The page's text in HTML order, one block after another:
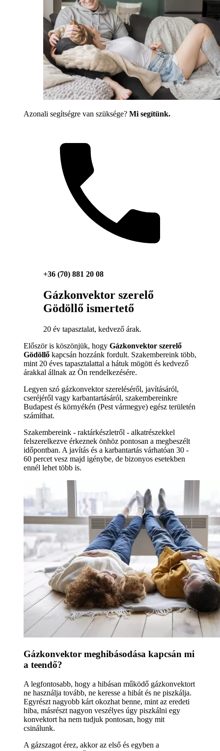
Azonali segítségre van szüksége? Mi segítünk.
+36 (70) 881 20 08
Gázkonvektor szerelő
Gödöllő ismertető
20 év tapasztalat, kedvező árak.
Először is köszönjük, hogy Gázkonvektor szerelő
Gödöllő kapcsán hozzánk fordult. Szakembereink több,
mint 20 éves tapasztalattal a hátuk mögött és kedvező
árakkal állnak az Ön rendelkezésére.
Legyen szó gázkonvektor szereléséről, javításáról,
cseréjéről vagy karbantartásáról, szakembereinkre
Budapest és környékén (Pest vármegye) egész területén
számíthat.
Szakembereink - raktárkészletről - alkatrészekkel
felszerelkezve érkeznek önhöz pontosan a megbeszélt
időpontban. A javítás és a karbantartás várhatóan 30 -
60 percet vesz majd igénybe, de bizonyos esetekben
ennél lehet több is.
Gázkonvektor meghibásodása kapcsán mi
a teendő?
A legfontosabb, hogy a hibásan működő gázkonvektort
ne használja tovább, ne keresse a hibát és ne piszkálja.
Egyrészt nagyobb kárt okozhat benne, mint az eredeti
hiba, másrészt nagyon veszélyes úgy piszkálni egy
konvektort ha nem tudjuk pontosan, hogy mit
csinálunk.
A gázszagot érez, akkor az első és egyben a